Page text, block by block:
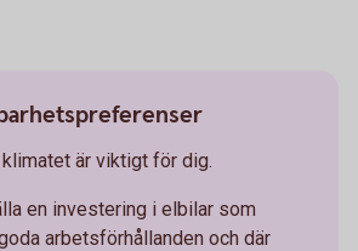
är viktigt för dig.
en investering i elbilar som
arbetsförhållanden och där